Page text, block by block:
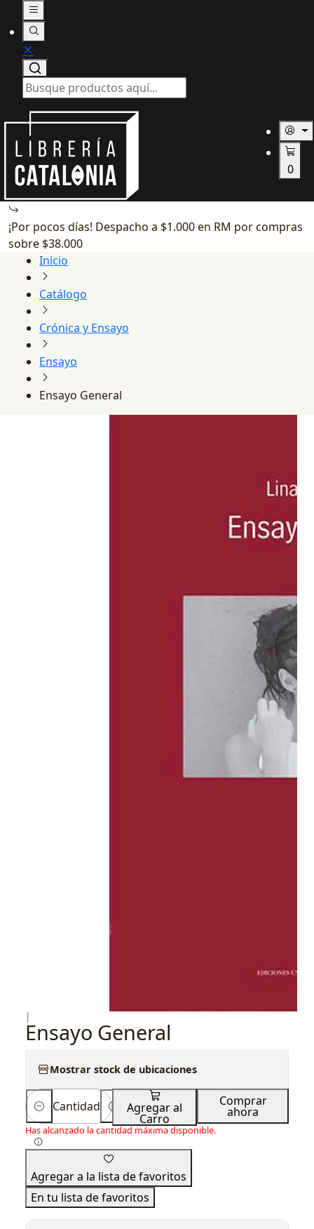
0
¡Por pocos días! Despacho a $1.000 en RM por compras
sobre $38.000
Inicio
Catálogo
Crónica y Ensayo
Ensayo
Ensayo General
|
Ensayo General
Mostrar stock de ubicaciones
Cantidad Agregar al
Carro
Comprar
ahora
Has alcanzado la cantidad máxima disponible.
Agregar a la lista de favoritos
En tu lista de favoritos